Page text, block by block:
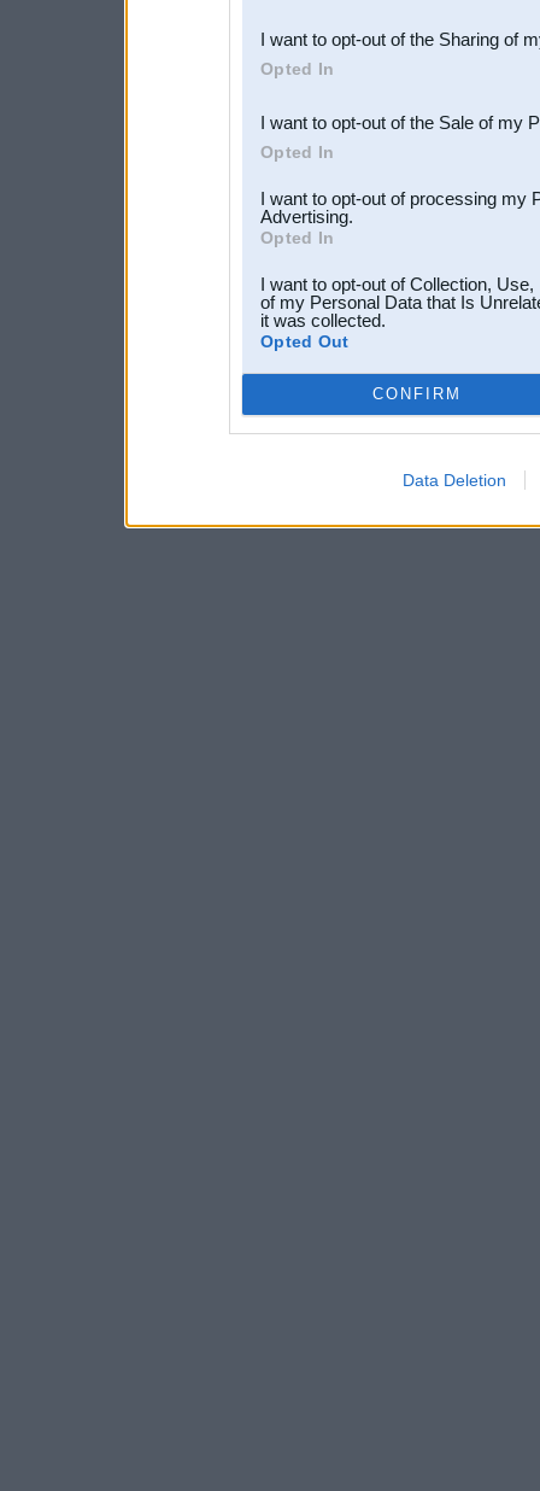
Downstream Participants
third parties.
I want to opt-out of the Sharing of
Opted In
I want to opt-out of the Sale of my
Opted In
I want to opt-out of processing my
Advertising.
Opted In
I want to opt-out of Collection,
of my Personal Data that Is
it was collected.
Opted Out
CONFIRM
Data Deletion